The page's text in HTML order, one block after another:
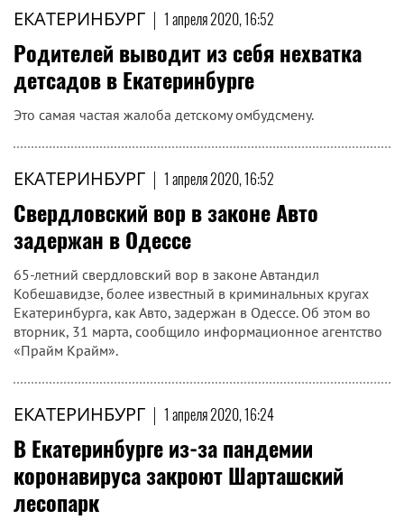
ЕКАТЕРИНБУРГ | 1 апреля 2020, 16:52
Родителей выводит из себя нехватка
детсадов в Екатеринбурге
Это самая частая жалоба детскому омбудсмену.
ЕКАТЕРИНБУРГ | 1 апреля 2020, 16:52
Свердловский вор в законе Авто
задержан в Одессе
65-летний свердловский вор в законе Автандил
Кобешавидзе, более известный в криминальных кругах
Екатеринбурга, как Авто, задержан в Одессе. Об этом во
вторник, 31 марта, сообщило информационное агентство
«Прайм Крайм».
ЕКАТЕРИНБУРГ | 1 апреля 2020, 16:24
В Екатеринбурге из-за пандемии
коронавируса закроют Шарташский
лесопарк